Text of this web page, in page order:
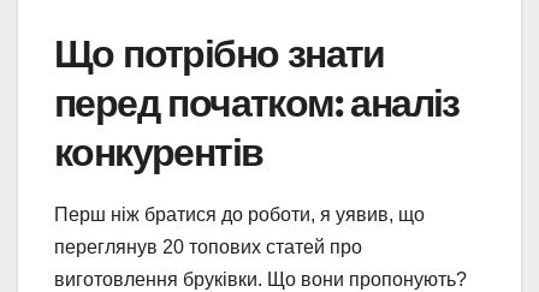
Що потрібно знати
перед початком: аналіз
конкурентів
Перш ніж братися до роботи, я уявив, що
переглянув 20 топових статей про
виготовлення бруківки. Що вони пропонують?